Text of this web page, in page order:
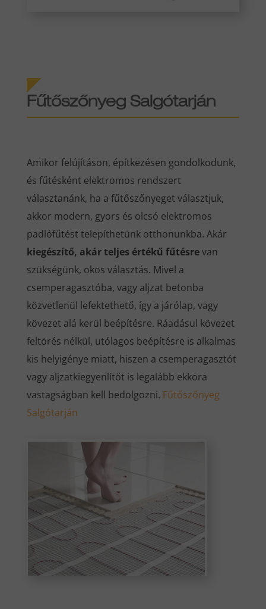
Fűtőszőnyeg Salgótarján
Amikor felújításon, építkezésen gondolkodunk,
és fűtésként elektromos rendszert
választanánk, ha a fűtőszőnyeget választjuk,
akkor modern, gyors és olcsó elektromos
padlófűtést telepíthetünk otthonunkba. Akár
kiegészítő, akár teljes értékű fűtésrevan
szükségünk, okos választás. Mivel a
csemperagasztóba, vagy aljzat betonba
közvetlenül lefektethető, így a járólap, vagy
kövezet alá kerül beépítésre. Ráadásul kövezet
feltörés nélkül, utólagos beépítésre is alkalmas
kis helyigénye miatt, hiszen a csemperagasztót
vagy aljzatkiegyenlítőt is legalább ekkora
vastagságban kell bedolgozni. Fűtőszőnyeg
Salgótarján